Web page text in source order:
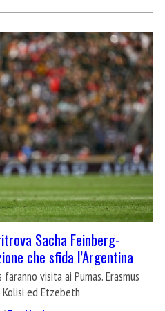
Sacha Feinberg-
che sfida l’Argentina
visita ai Pumas. Erasmus
ed Etzebeth